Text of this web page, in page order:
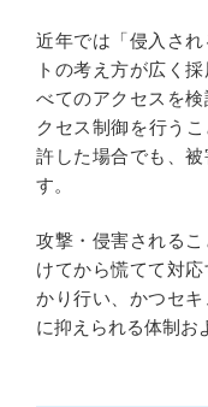
近年では「侵入さ
トの考え方が広く
べてのアクセスを
クセス制御を行う
許した場合でも、
す。
攻撃・侵害される
けてから慌てて対
かり行い、かつセ
に抑えられる体制お